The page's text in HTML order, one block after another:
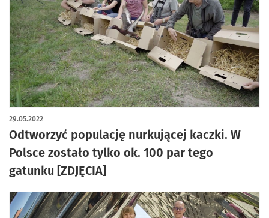
Odtworzyć populację nurkującej kaczki. W
Polsce zostało tylko ok. 100 par tego
gatunku [ZDJĘCIA]
29.05.2022
artykuł z galerią zdjęć